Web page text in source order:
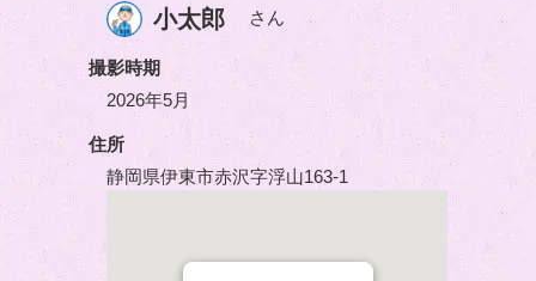
小太郎 さん
撮影時期
2026年5月
住所
静岡県伊東市赤沢字浮山163-1